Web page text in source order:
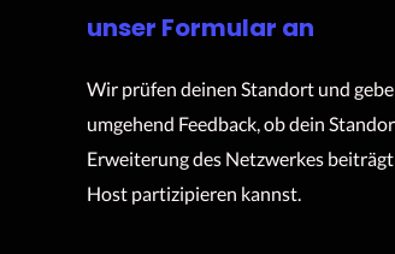
unser Formular an
Wir prüfen deinen Standort und
umgehend Feedback, ob dein
Erweiterung des Netzwerkes
Host partizipieren kannst.